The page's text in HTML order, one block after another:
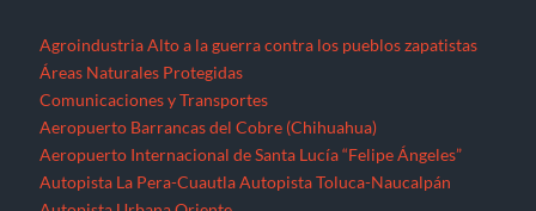
Agroindustria Alto a la guerra contra los pueblos zapatistas
Áreas Naturales Protegidas
Comunicaciones y Transportes
Aeropuerto Barrancas del Cobre (Chihuahua)
Aeropuerto Internacional de Santa Lucía “Felipe Ángeles”
Autopista La Pera-Cuautla Autopista Toluca-Naucalpán